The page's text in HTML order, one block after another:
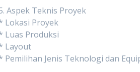
Aspek Teknis Proyek
Lokasi Proyek
Luas Produksi
Layout
Pemilihan Jenis Teknologi dan